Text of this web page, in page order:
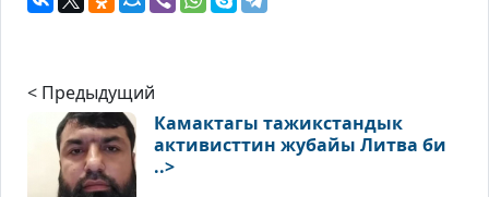
< Предыдущий
Камактагы тажикстандык
активисттин жубайы Литва би
..>